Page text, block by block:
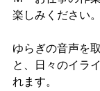
楽しみください。
ゆらぎの音声を
と、日々のイラ
れます。